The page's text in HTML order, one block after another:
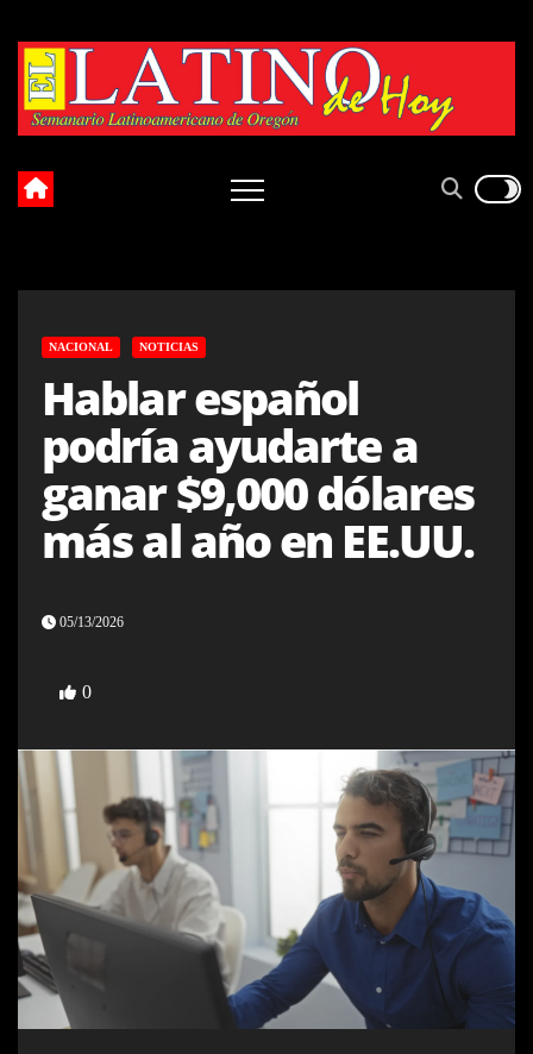
content
NACIONAL NOTICIAS
Hablar español
podría ayudarte a
ganar $9,000 dólares
más al año en EE.UU.
05/13/2026
0